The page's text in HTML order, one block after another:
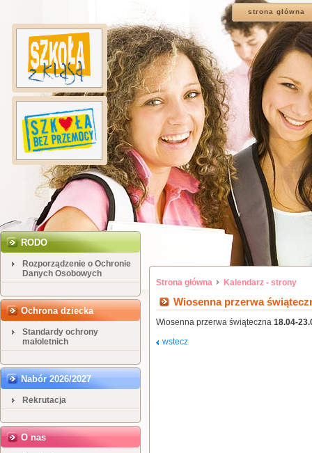
strona główna
RODO
Rozporządzenie o Ochronie
Danych Osobowych
Ochrona dziecka
Standardy ochrony
małoletnich
Nabór 2026/2027
Rekrutacja
O nas
Strona główna Kalendarz - strony
Wiosenna przerwa
Wiosenna przerwa świąteczna 18.04-
wstecz